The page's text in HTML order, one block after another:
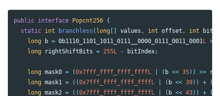
public interface Popcnt256 {
static int branchless ( long values , int offset , int
long
b = 0b1110_1101_1011_0111__0000_0111_0011_0001L >>>
long
rightShiftBits = 255L - bitIndex;
long mask0 = (0x7fff_ffff_ffff_ffffL ( b << 35)) >>
long mask1 = ((0x7fff_ffff_ffff_ffffL ( b << 39)) + (
long mask2 = ((0x7fff_ffff_ffff_ffffL ( b << 43)) + ((